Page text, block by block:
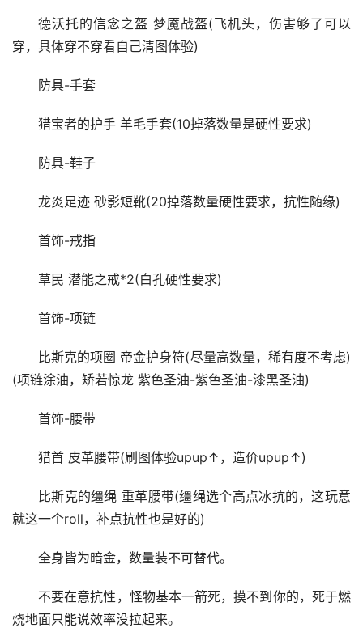
德沃托的信念之盔 梦魇战盔(飞机头，伤害够了可以
穿，具体穿不穿看自己清图体验)
防具-手套
猎宝者的护手 羊毛手套(10掉落数量是硬性要求)
防具-鞋子
龙炎足迹 砂影短靴(20掉落数量硬性要求，抗性随缘)
首饰-戒指
草民 潜能之戒*2(白孔硬性要求)
首饰-项链
比斯克的项圈 帝金护身符(尽量高数量，稀有度不考虑)
(项链涂油，矫若惊龙 紫色圣油-紫色圣油-漆黑圣油)
首饰-腰带
猎首 皮革腰带(刷图体验upup↑，造价upup↑)
比斯克的缰绳 重革腰带(缰绳选个高点冰抗的，这玩意
就这一个roll，补点抗性也是好的)
全身皆为暗金，数量装不可替代。
不要在意抗性，怪物基本一箭死，摸不到你的，死于燃
烧地面只能说效率没拉起来。